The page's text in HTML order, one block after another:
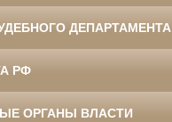
ДЕПАРТАМЕНТА
РФ
ОРГАНЫ ВЛАСТИ